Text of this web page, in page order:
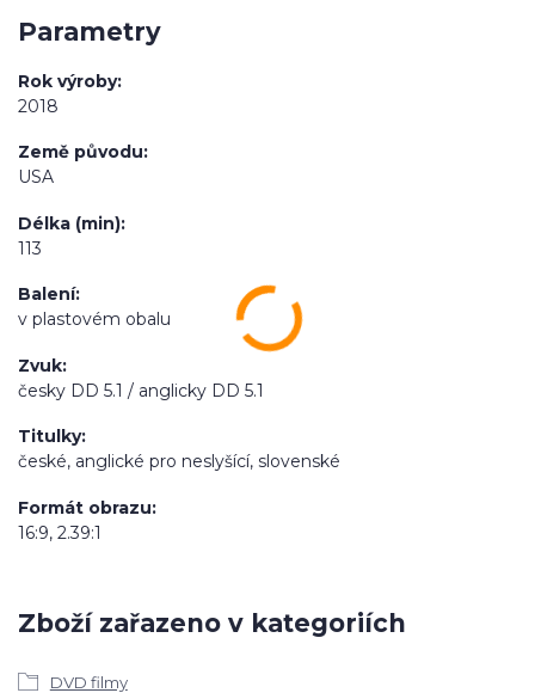
Parametry
Rok výroby
2018
Země původu
USA
Délka (min)
113
Balení
v plastovém obalu
Zvuk
česky DD 5.1 / anglicky DD 5.1
Titulky
české, anglické pro neslyšící, slovenské
Formát obrazu
16:9, 2.39:1
Zboží zařazeno v kategoriích
DVD filmy